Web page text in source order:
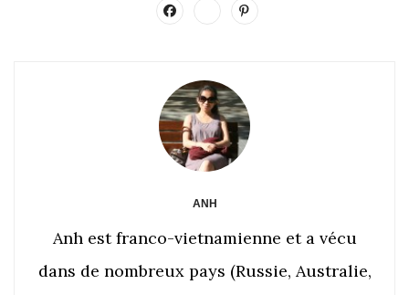
ANH
Anh est franco-vietnamienne et a vécu
dans de nombreux pays (Russie, Australie,